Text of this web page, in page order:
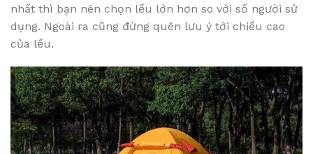
nhất thì bạn nên chọn lều lớn hơn so với số người sử
dụng. Ngoài ra cũng đừng quên lưu ý tới chiều cao
của lều.